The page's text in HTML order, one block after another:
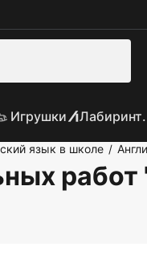
Игрушки
язык в школе /